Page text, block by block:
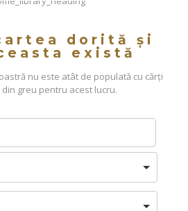
dorită și
există
nu este atât de populată cu cărți
greu pentru acest lucru.